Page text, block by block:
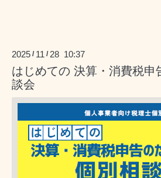
2025 / 11 / 28 10:37
はじめての 決算・消費税申
談会